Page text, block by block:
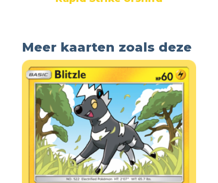
Meer kaarten zoals deze